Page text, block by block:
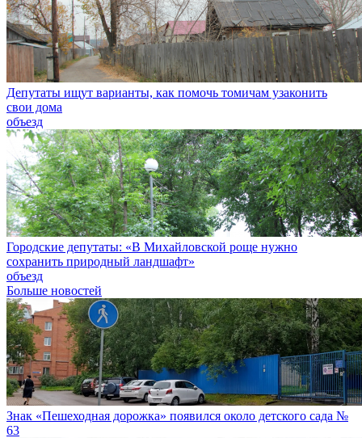
Депутаты ищут варианты, как помочь томичам узаконить
свои дома
объезд
Городские депутаты: «В Михайловской роще нужно
сохранить природный ландшафт»
объезд
Больше новостей
Знак «Пешеходная дорожка» появился около детского сада №
63